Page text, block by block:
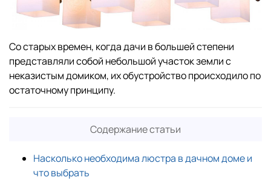
Со старых времен, когда дачи в большей степени
представляли собой небольшой участок земли с
неказистым домиком, их обустройство происходило по
остаточному принципу.
Содержание статьи
Насколько необходима люстра в дачном доме и
что выбрать